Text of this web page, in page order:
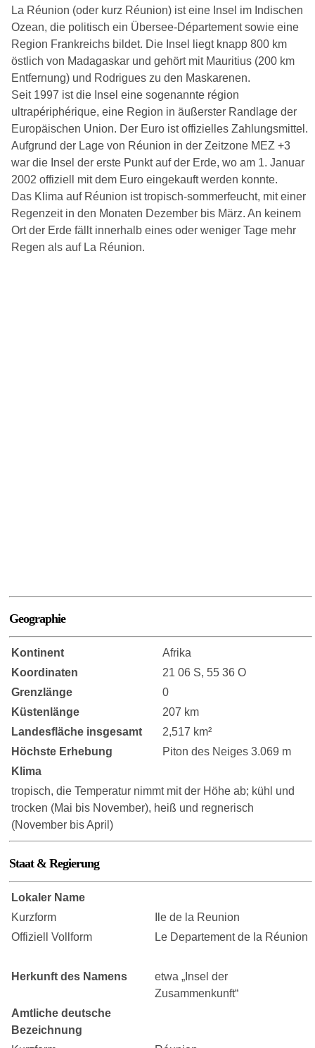
La Réunion (oder kurz Réunion) ist eine Insel im Indischen
Ozean, die politisch ein Übersee-Département sowie eine
Region Frankreichs bildet. Die Insel liegt knapp 800 km
östlich von Madagaskar und gehört mit Mauritius (200 km
Entfernung) und Rodrigues zu den Maskarenen.
Seit 1997 ist die Insel eine sogenannte région
ultrapériphérique, eine Region in äußerster Randlage der
Europäischen Union. Der Euro ist offizielles Zahlungsmittel.
Aufgrund der Lage von Réunion in der Zeitzone MEZ +3
war die Insel der erste Punkt auf der Erde, wo am 1. Januar
2002 offiziell mit dem Euro eingekauft werden konnte.
Das Klima auf Réunion ist tropisch-sommerfeucht, mit einer
Regenzeit in den Monaten Dezember bis März. An keinem
Ort der Erde fällt innerhalb eines oder weniger Tage mehr
Regen als auf La Réunion.
Geographie
Kontinent
Afrika
Koordinaten
21 06 S, 55 36 O
Grenzlänge
0
Küstenlänge
207 km
Landesfläche insgesamt
2,517 km²
Höchste Erhebung
Piton des Neiges 3.069 m
Klima
tropisch, die Temperatur nimmt mit der Höhe ab; kühl und
trocken (Mai bis November), heiß und regnerisch
(November bis April)
Staat & Regierung
Lokaler Name
Kurzform
Ile de la Reunion
Offiziell Vollform
Le Departement de la Réunion
Herkunft des Namens
etwa „Insel der
Zusammenkunft“
Amtliche deutsche
Bezeichnung